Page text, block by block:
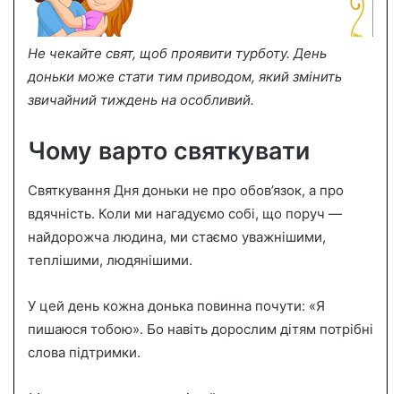
Не чекайте свят, щоб проявити турботу. День
доньки може стати тим приводом, який змінить
звичайний тиждень на особливий.
Чому варто святкувати
Святкування Дня доньки не про обов’язок, а про
вдячність. Коли ми нагадуємо собі, що поруч —
найдорожча людина, ми стаємо уважнішими,
теплішими, людянішими.
У цей день кожна донька повинна почути: «Я
пишаюся тобою». Бо навіть дорослим дітям потрібні
слова підтримки.